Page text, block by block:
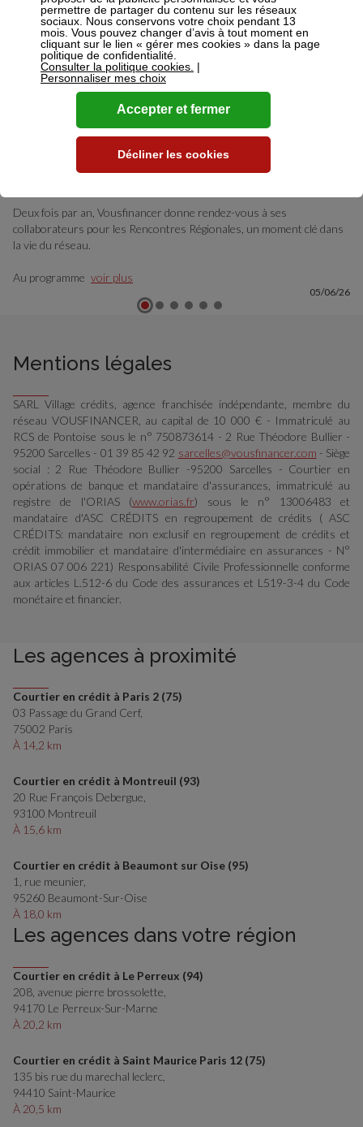
Deux fois par an, Vousfinancer donne rendez-vous à ses
collaborateurs pour les Rencontres Régionales, un moment clé dans
la vie du réseau.
Au programme voir plus
05/06/26
Mentions légales
SARL Village crédits, agence franchisée indépendante, membre du
réseau VOUSFINANCER, au capital de 10 000 € - Immatriculé au
RCS de Pontoise sous le n° 750873614 - 2 Rue Théodore Bullier -
95200 Sarcelles - 01 39 85 42 92 sarcelles@vousfinancer.com - Siège
social : 2 Rue Théodore Bullier -95200 Sarcelles - Courtier en
opérations de banque et mandataire d'assurances, immatriculé au
registre de l'ORIAS (www.orias.fr) sous le n° 13006483 et
mandataire d'ASC CRÉDITS en regroupement de crédits ( ASC
CRÉDITS: mandataire non exclusif en regroupement de crédits et
crédit immobilier et mandataire d'intermédiaire en assurances - N°
ORIAS 07 006 221) Responsabilité Civile Professionnelle conforme
aux articles L.512-6 du Code des assurances et L519-3-4 du Code
monétaire et financier.
Les agences à proximité
Courtier en crédit à Paris 2 (75)
03 Passage du Grand Cerf,
75002 Paris
À 14,2 km
Courtier en crédit à Montreuil (93)
20 Rue François Debergue,
93100 Montreuil
À 15,6 km
Courtier en crédit à Beaumont sur Oise (95)
1, rue meunier,
95260 Beaumont-Sur-Oise
À 18,0 km
Les agences dans votre région
Courtier en crédit à Le Perreux (94)
208, avenue pierre brossolette,
94170 Le Perreux-Sur-Marne
À 20,2 km
Courtier en crédit à Saint Maurice Paris 12 (75)
135 bis rue du marechal leclerc,
94410 Saint-Maurice
À 20,5 km
permettre de partager du contenu sur les réseaux
sociaux. Nous conservons votre choix pendant 13
mois. Vous pouvez changer d’avis à tout moment en
cliquant sur le lien « gérer mes cookies » dans la page
politique de confidentialité.
Consulter la politique cookies. |
Personnaliser mes choix
Décliner les cookies
Accepter et fermer